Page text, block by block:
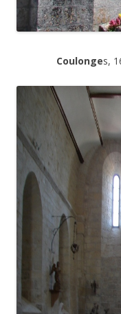
Coulonges,